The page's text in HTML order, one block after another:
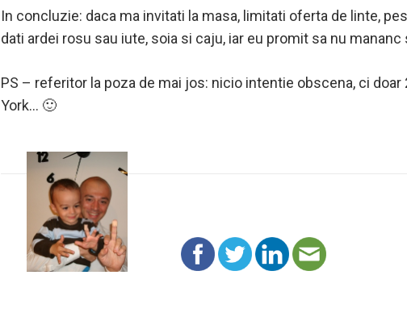
In concluzie: daca ma invitati la masa, limitati oferta de linte,
dati ardei rosu sau iute, soia si caju, iar eu promit sa nu
PS – referitor la poza de mai jos: nicio intentie obscena, ci
York… 🙂